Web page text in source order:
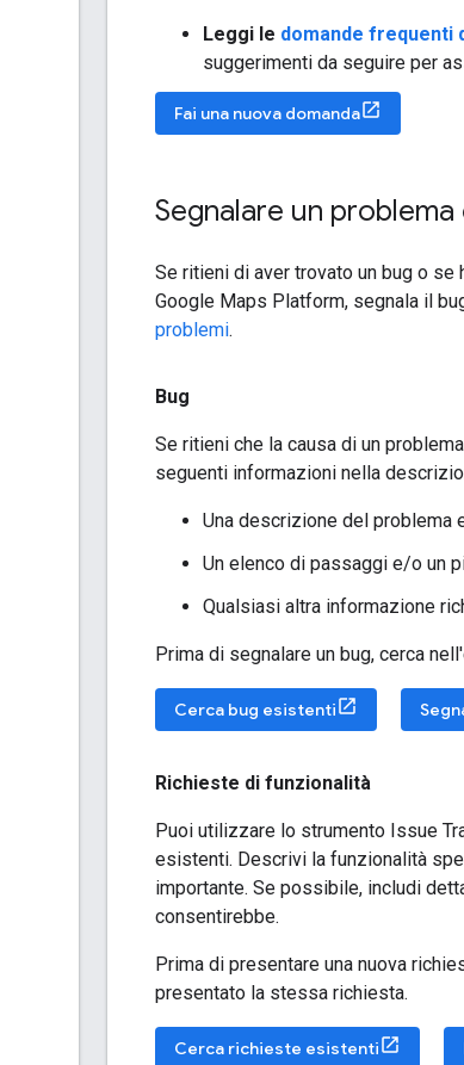
Leggi le domande frequenti
suggerimenti da seguire per
Fai una nuova domanda
Segnalare un
Se ritieni di aver trovato un bug o
Google Maps Platform, segnala il
problemi.
Bug
Se ritieni che la causa di un
seguenti informazioni nella
Una descrizione del problema
Un elenco di passaggi e/o un
Qualsiasi altra informazione
Prima di segnalare un bug, cerca
Cerca bug esistenti
Richieste di funzionalità
Puoi utilizzare lo strumento Issue
esistenti. Descrivi la funzionalità
importante. Se possibile, includi
consentirebbe.
Prima di presentare una nuova
presentato la stessa richiesta.
Cerca richieste esistenti